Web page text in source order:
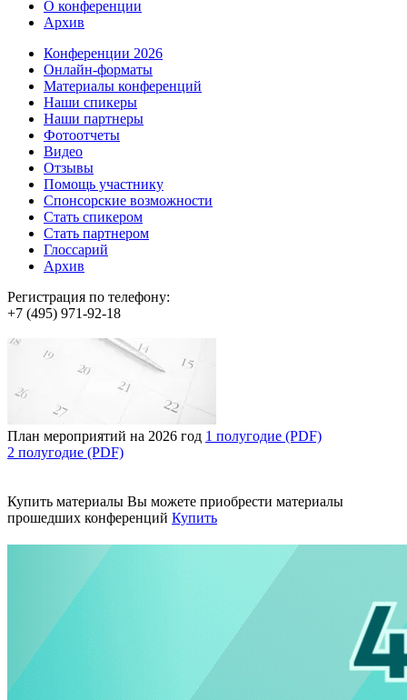
О конференции
Архив
Конференции 2026
Онлайн-форматы
Материалы конференций
Наши спикеры
Наши партнеры
Фотоотчеты
Видео
Отзывы
Помощь участнику
Спонсорские возможности
Стать спикером
Стать партнером
Глоссарий
Архив
Регистрация по телефону:
+7 (495) 971-92-18
План мероприятий на 2026 год 1 полугодие (PDF)
2 полугодие (PDF)
Купить материалы Вы можете приобрести материалы
прошедших конференций Купить